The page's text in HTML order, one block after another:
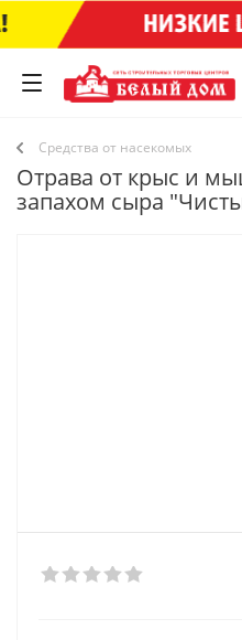
Средства от насекомых
Отрава от крыс и
запахом сыра